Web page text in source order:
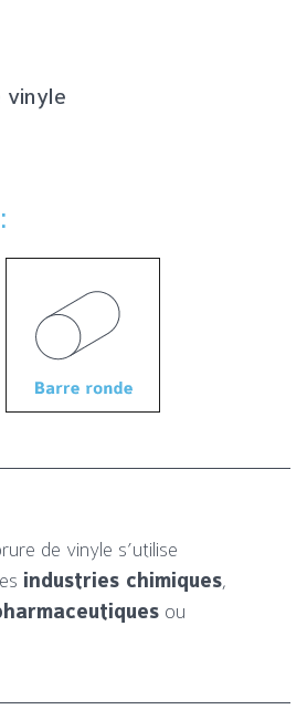
vinyle
de vinyle s’utilise
industries chimiques,
ou